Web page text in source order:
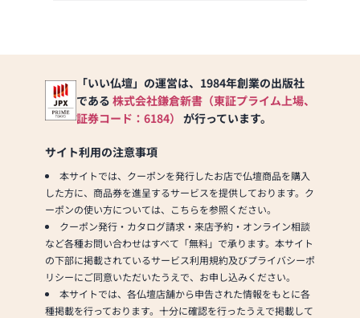
「いい仏壇」の運営は、1984年創業の出版社
である 株式会社鎌倉新書（東証プライム上場、
証券コード：6184） が行っています。
サイト利用の注意事項
本サイトでは、クーポンを発行したお店で仏壇商品を購入
した方に、商品券を進呈するサービスを提供しております。ク
ーポンの使い方については、こちらを参照ください。
クーポン発行・カタログ請求・来店予約・オンライン相談
など各種お問い合わせはすべて「無料」で承ります。本サイト
の下部に掲載されているサービス利用規約及びプライバシーポ
リシーにご同意いただいたうえで、お申し込みください。
本サイトでは、各仏壇店舗から申告された情報をもとに各
種掲載を行っております。十分に確認を行ったうえで掲載して